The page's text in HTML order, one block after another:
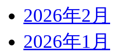
2026年2月
2026年1月